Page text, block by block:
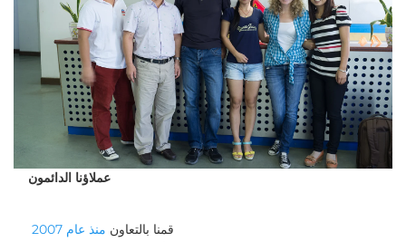
عملاؤنا الدائمون
قمنا بالتعاون منذ عام 2007